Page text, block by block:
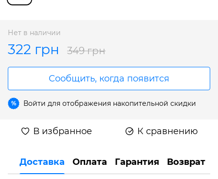
Нет в наличии
322 грн 349 грн
Сообщить, когда появится
% Войти для отображения накопительной скидки
В избранное К сравнению
Доставка Оплата Гарантия Возврат